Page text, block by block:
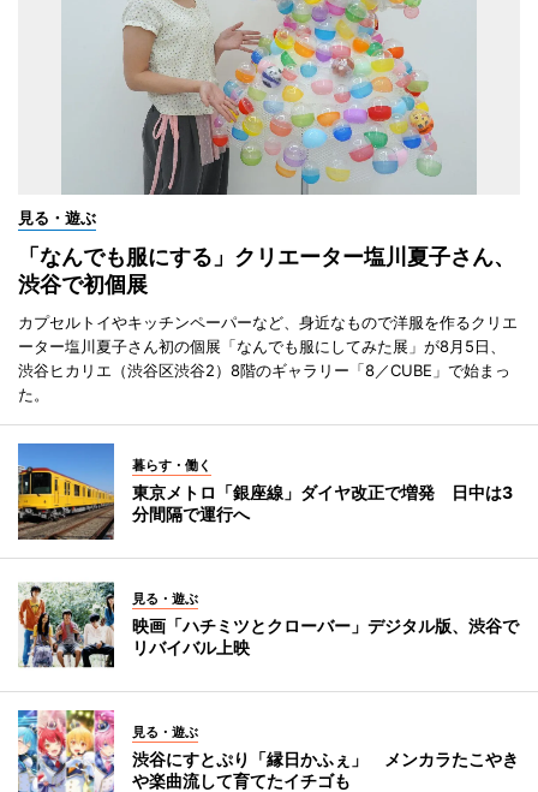
見る・遊ぶ
「なんでも服にする」クリエーター塩川夏子さん、
渋谷で初個展
カプセルトイやキッチンペーパーなど、身近なもので洋服を作るクリエ
ーター塩川夏子さん初の個展「なんでも服にしてみた展」が8月5日、
渋谷ヒカリエ（渋谷区渋谷2）8階のギャラリー「8／CUBE」で始まっ
た。
暮らす・働く
東京メトロ「銀座線」ダイヤ改正で増発 日中は3
分間隔で運行へ
見る・遊ぶ
映画「ハチミツとクローバー」デジタル版、渋谷で
リバイバル上映
見る・遊ぶ
渋谷にすとぷり「縁日かふぇ」 メンカラたこやき
や楽曲流して育てたイチゴも